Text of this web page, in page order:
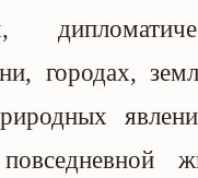
городах,